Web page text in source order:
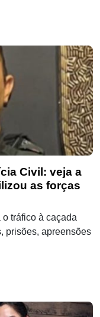
Civil: veja a
as forças
tráfico à caçada
prisões, apreensões